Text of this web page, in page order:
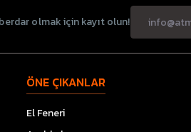
olmak için kayıt olun!
ÖNE ÇIKANLAR
El Feneri